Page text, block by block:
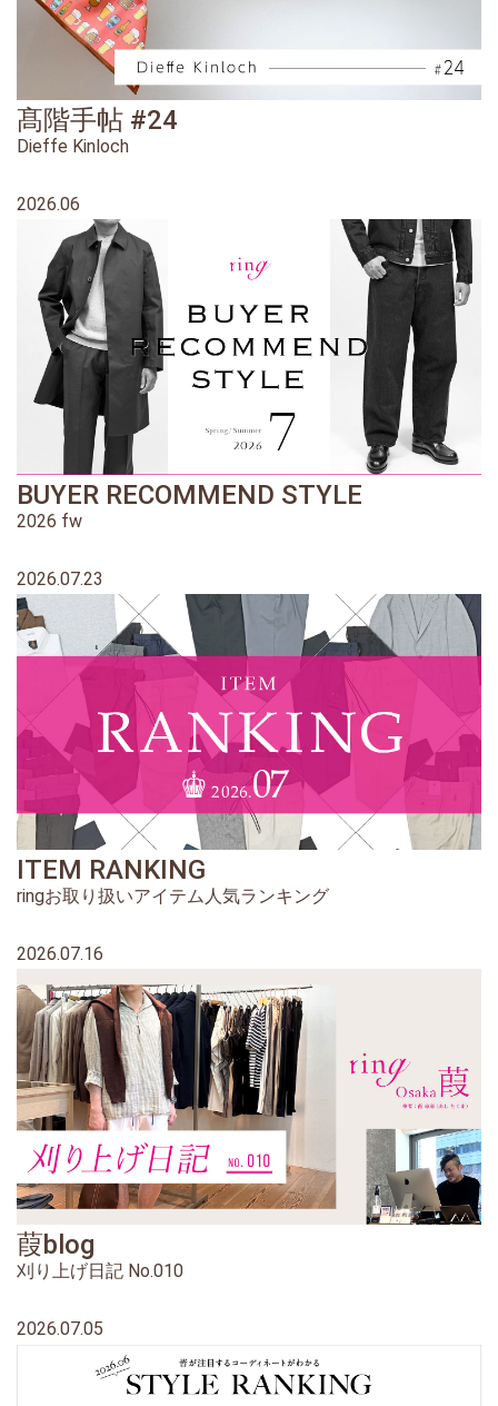
髙階手帖 #24
Dieffe Kinloch
2026.06
BUYER RECOMMEND STYLE
2026 fw
2026.07.23
ITEM RANKING
ringお取り扱いアイテム人気ランキング
2026.07.16
葭blog
刈り上げ日記 No.010
2026.07.05